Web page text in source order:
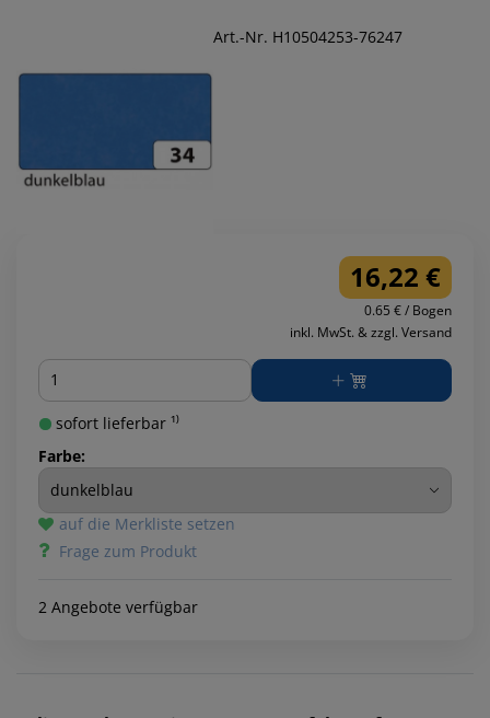
Art.-Nr. H10504253-76247
16,22 €
0.65 € / Bogen
inkl. MwSt. & zzgl. Versand
Menge
sofort lieferbar ¹⁾
Farbe:
auf die Merkliste setzen
Frage zum Produkt
2 Angebote verfügbar